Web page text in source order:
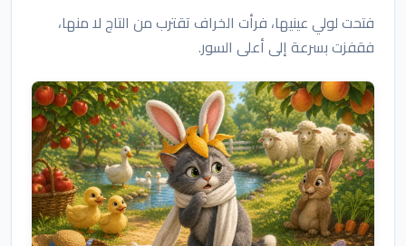
فتحت لولي عينيها، فرأت الخراف تقترب من التاج لا منها،
فقفزت بسرعة إلى أعلى السور.